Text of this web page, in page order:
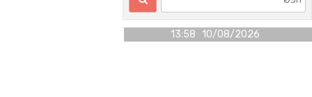
10/08/2026 13:58